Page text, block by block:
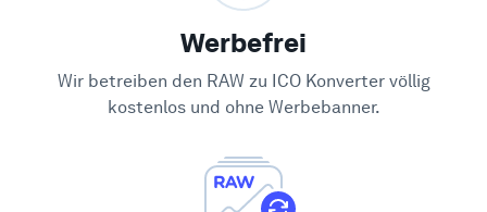
Werbefrei
Wir betreiben den RAW zu ICO Konverter völlig
kostenlos und ohne Werbebanner.